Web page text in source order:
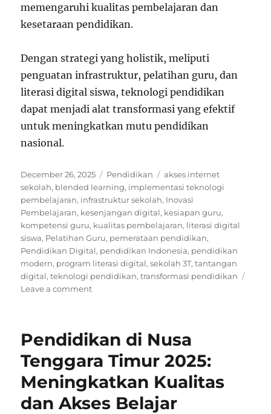
memengaruhi kualitas pembelajaran dan
kesetaraan pendidikan.
Dengan strategi yang holistik, meliputi
penguatan infrastruktur, pelatihan guru, dan
literasi digital siswa, teknologi pendidikan
dapat menjadi alat transformasi yang efektif
untuk meningkatkan mutu pendidikan
nasional.
Posted
on
December 26, 2025 Categories
Pendidikan Tags
akses internet
sekolah, blended learning, implementasi teknologi
pembelajaran, infrastruktur sekolah, Inovasi
Pembelajaran, kesenjangan digital, kesiapan guru,
kompetensi guru, kualitas pembelajaran, literasi digital
siswa, Pelatihan Guru, pemerataan pendidikan,
Pendidikan Digital, pendidikan Indonesia, pendidikan
modern, program literasi digital,sekolah 3T,tantangan
digital,teknologi pendidikan,transformasi pendidikan
Leave a commenton
Kesiapan
serta
Siswa
dalam
Penerapan
Pendidikan di Nusa
Tenggara Timur 2025:
Meningkatkan Kualitas
dan Akses Belajar